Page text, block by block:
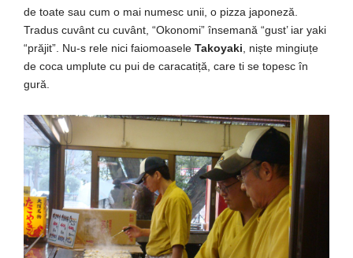
de toate sau cum o mai numesc unii, o pizza japoneză
Tradus cuvânt cu cuvânt , “Okonomi” însemană “gust’ iar yaki
“prăjit”. Nu-s rele nici faiomoasele Takoyaki niște mingiuțe
de coca umplute cu pui de caracatiță care ti se topesc în
gură